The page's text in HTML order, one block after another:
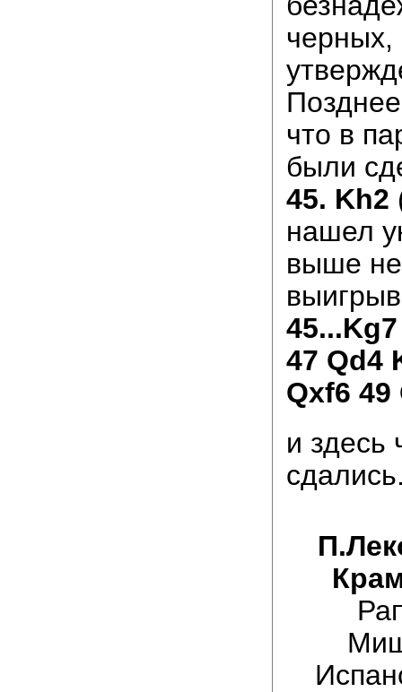
черных,
что в
были
45. Kh2
нашел
выше
47 Qd4
Qxf6 49
и здесь